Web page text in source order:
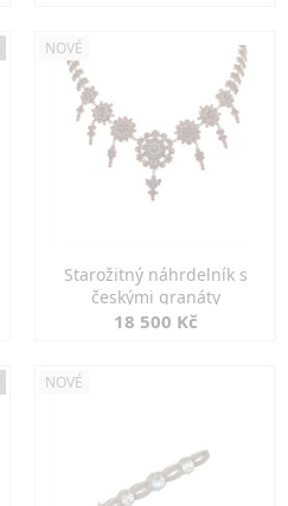
NOVÉ
Starožitný náhrdelník s
českými granáty
18 500 Kč
NOVÉ